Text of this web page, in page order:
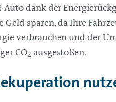
Auto dank der
Geld sparen, da Ihre
verbrauchen und der
CO2 ausgestoßen.